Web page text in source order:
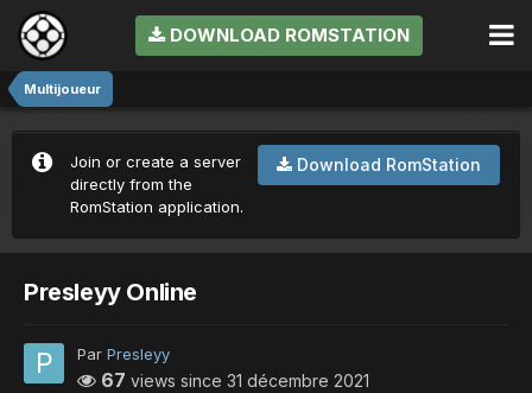
DOWNLOAD ROMSTATION
Multijoueur
Download RomStation
Join or create a server
directly from the
RomStation application.
Presleyy Online
Par Presleyy
67 views since 31 décembre 2021